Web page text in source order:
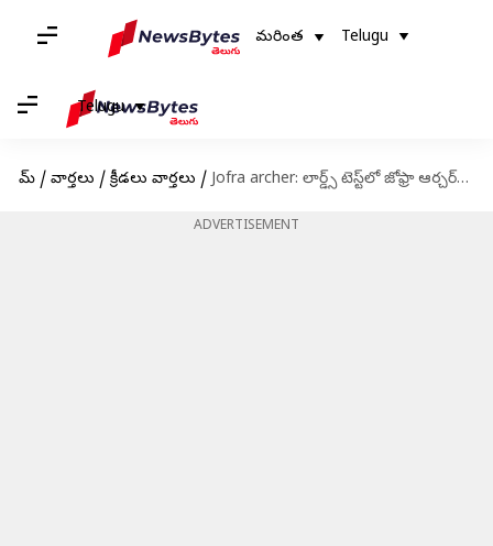
మరింత Telugu
Telugu
హోమ్ / వార్తలు / క్రీడలు వార్తలు / Jofra archer: లార్డ్స్‌ టెస్ట్‌లో జోఫ్రా ఆర్చర్‌ను ఆడించాలి.. జేమ్స్ అండర్సన్ సూచన
ADVERTISEMENT